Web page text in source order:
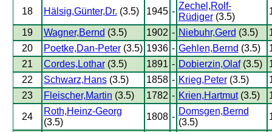
18 Hälsig,Günter,Dr. (3.5) 1945 -
Zechel,Rolf-
Rüdiger(3.5)
19 Wagner,Bernd (3.5) 1902 - Niebuhr,Gerd (3.5)
20
Poetke,Dan-Peter(3.5) 1936 - Gehlen,Bernd (3.5)
21
Cordes,Lothar(3.5) 1891 - Dobierzin,Olaf(3.5)
22
Schwarz,Hans(3.5) 1858 - Krieg,Peter(3.5)
23
Fleischer,Martin (3.5) 1782 - Krien,Hartmut(3.5)
24
Roth,Heinz-Georg
(3.5)
1808 -
Domsgen,Bernd
(3.5)